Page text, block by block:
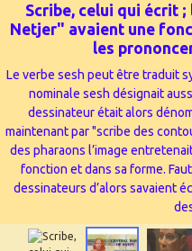
Scribe, celui qui écrit
Netjer" avaient une
les
Le verbe sesh peut être traduit
nominale sesh désignait
dessinateur était alors
maintenant par "scribe des
des pharaons l’image
fonction et dans sa forme.
dessinateurs d’alors savaient